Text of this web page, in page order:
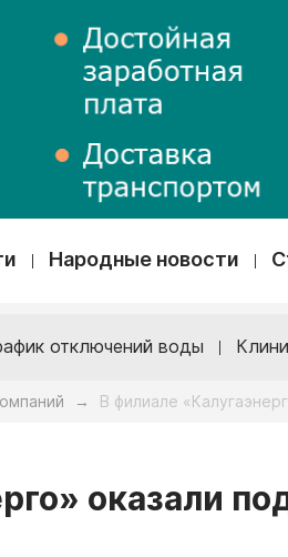
Народные новости
отключений воды
→ В филиале
оказали